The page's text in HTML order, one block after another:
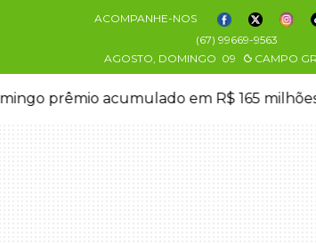
ACOMPANHE-NOS
(67) 99669-9563
AGOSTO, DOMINGO 09 CAMPO
prêmio acumulado em R$ 165